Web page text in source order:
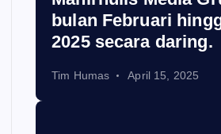
bulan Februari
2025 secara daring.
Tim Humas April 15, 2025